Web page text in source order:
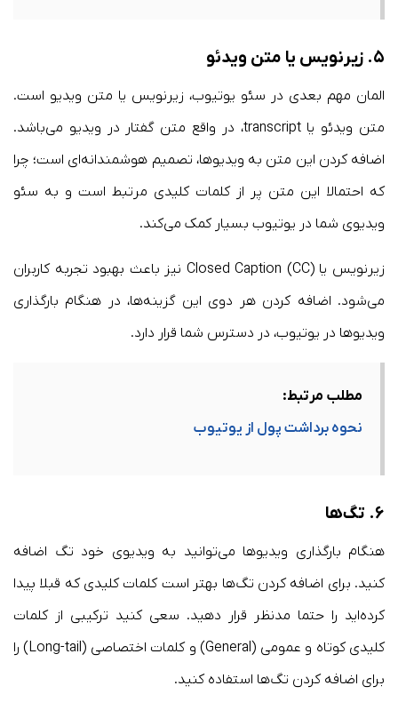
۵. زیرنویس یا متن ویدئو
المان مهم بعدی در سئو یوتیوب، زیرنویس یا متن ویدیو است.
متن ویدئو یا transcript، در واقع متن گفتار در ویدیو می‌باشد.
اضافه کردن این متن به ویدیوها، تصمیم هوشمندانه‌ای است؛ چرا
که احتمالا این متن پر از کلمات کلیدی مرتبط است و به سئو
ویدیوی شما در یوتیوب بسیار کمک می‌کند.
زیرنویس یا Closed Caption (CC) نیز باعث بهبود تجربه کاربران
می‌شود. اضافه کردن هر دوی این گزینه‌ها، در هنگام بارگذاری
ویدیوها در یوتیوب، در دسترس شما قرار دارد.
مطلب مرتبط:
نحوه برداشت پول از یوتیوب
۶. تگ‌ها
هنگام بارگذاری ویدیوها می‌توانید به ویدیوی خود تگ اضافه
کنید. برای اضافه کردن تگ‌ها بهتر است کلمات کلیدی که قبلا پیدا
کرده‌اید را حتما مدنظر قرار دهید. سعی کنید ترکیبی از کلمات
کلیدی کوتاه و عمومی (General) و کلمات اختصاصی (Long-tail) را
برای اضافه کردن تگ‌ها استفاده کنید.